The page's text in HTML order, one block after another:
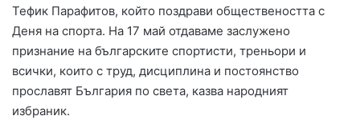
Тефик Парафитов, който поздрави обществеността с
Деня на спорта. На 17 май отдаваме заслужено
признание на българските спортисти, треньори и
всички, които с труд, дисциплина и постоянство
прославят България по света, казва народният
избраник.